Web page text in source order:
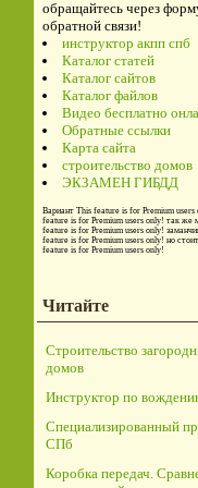
обращайтесь через
обратной связи!
инструктор акпп спб
Каталог статей
Каталог сайтов
Каталог файлов
Видео бесплатно
Обратные ссылки
Карта сайта
строительство домов
ЭКЗАМЕН ГИБДД
Вариант This feature is for Premium users
feature is for Premium users only! так же
feature is for Premium users only!
feature is for Premium users only! но
feature is for Premium users only!
Читайте
Строительство
домов
Инструктор по
Специализированный
СПб
Коробка передач.